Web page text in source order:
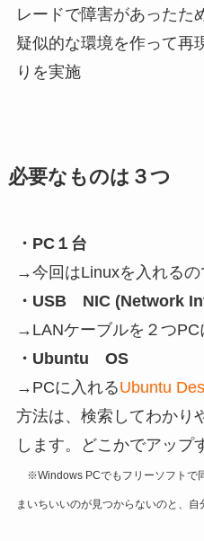
レードで障害があったた
疑似的な環境を作って再
りを実施
必要なものは３つ
・PC１台
→今回はLinuxを入れる
・USB NIC (Network
→LANケーブルを２つPC
・Ubuntu OS
→PCに入れるUbuntu
方法は、検索してわかり
します。どこかでアップ
※Windows PCでもフリーソフトで
まいちいいのが見つからないのと、